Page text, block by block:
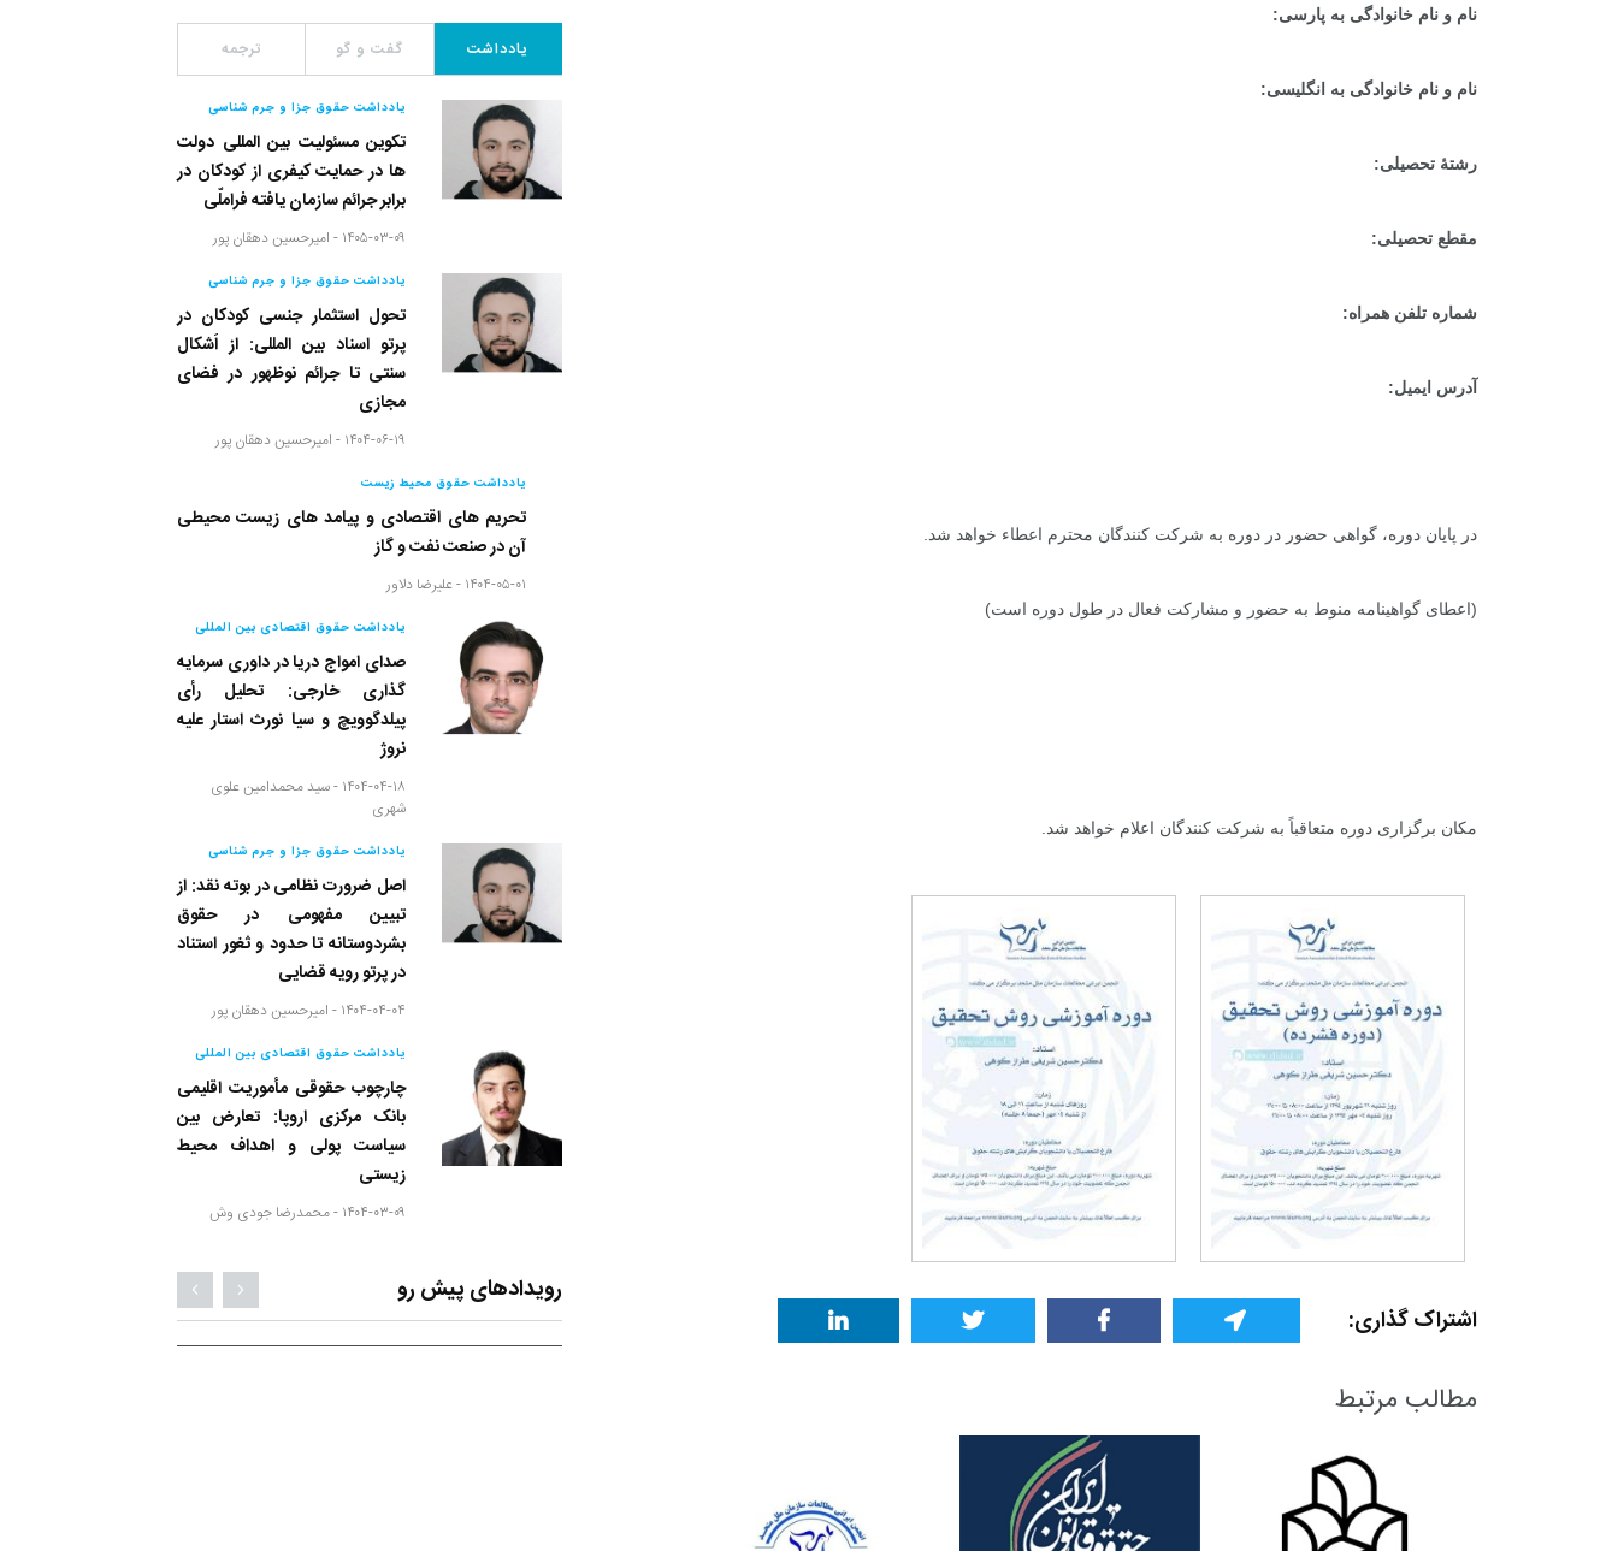
نام و نام خانوادگی به پارسی:
نام و نام خانوادگی به انگلیسی:
رشتۀ تحصیلی:
مقطع تحصیلی:
شماره تلفن همراه:
آدرس ایمیل:
در پایان دوره، گواهی حضور در دوره به شرکت کنندگان محترم اعطاء خواهد شد.
(اعطای گواهینامه منوط به حضور و مشارکت فعال در طول دوره است)
مکان برگزاری دوره متعاقباً به شرکت کنندگان اعلام خواهد شد.
اشتراک گذاری:
مطالب مرتبط
یادداشت گفت و گو ترجمه
یادداشت حقوق جزا و جرم شناسی
تکوین مسئولیت بین المللی دولت
ها در حمایت کیفری از کودکان در
برابر جرائم سازمان یافته فراملّی
۱۴۰۵-۰۳-۰۹ - امیرحسین دهقان پور
یادداشت حقوق جزا و جرم شناسی
تحول استثمار جنسی کودکان در
پرتو اسناد بین المللی: از اَشکال
سنتی تا جرائم نوظهور در فضای
مجازی
۱۴۰۴-۰۶-۱۹ - امیرحسین دهقان پور
یادداشت حقوق محیط زیست
تحریم های اقتصادی و پیامد های زیست محیطی
آن در صنعت نفت و گاز
۱۴۰۴-۰۵-۰۱ - علیرضا دلاور
یادداشت حقوق اقتصادی بین المللی
صدای امواج دریا در داوری سرمایه
گذاری خارجی: تحلیل رأی
پیلدگوویچ و سیا نورث استار علیه
نروژ
۱۴۰۴-۰۴-۱۸ - سید محمدامین علوی
شهری
یادداشت حقوق جزا و جرم شناسی
اصل ضرورت نظامی در بوته نقد: از
تبیین مفهومی در حقوق
بشردوستانه تا حدود و ثغور استناد
در پرتو رویه قضایی
۱۴۰۴-۰۴-۰۴ - امیرحسین دهقان پور
یادداشت حقوق اقتصادی بین المللی
چارچوب حقوقی مأموریت اقلیمی
بانک مرکزی اروپا: تعارض بین
سیاست پولی و اهداف محیط
زیستی
۱۴۰۴-۰۳-۰۹ - محمدرضا جودی وش
رویدادهای پیش رو
۳۰ آذر ۱۴۰۴